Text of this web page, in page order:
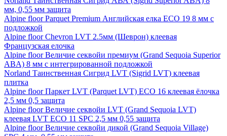
мм, 0,55 мм защита
Alpine floor Parquet Premium Английская елка ECO 19 8 мм с
подложкой
Alpine floor Chevron LVT 2.5мм (Шеврон) клеевая
Французская елочка
Alpine floor Величие секвойи премиум (Grand Sequoia Superior
ABA) 8 мм с интегрированной подложкой
Norland Таинственная Сигрид LVT (Sigrid LVT) клеевая
плитка
Alpine floor Паркет LVT (Parquet LVT) ECO 16 клеевая ёлочка
2,5 мм 0,5 защита
Alpine floor Величие секвойи LVT (Grand Sequoia LVT)
клеевая LVT ECO 11 SPC 2,5 мм 0,55 защита
Alpine floor Величие секвойи дикой (Grand Sequoia Village)